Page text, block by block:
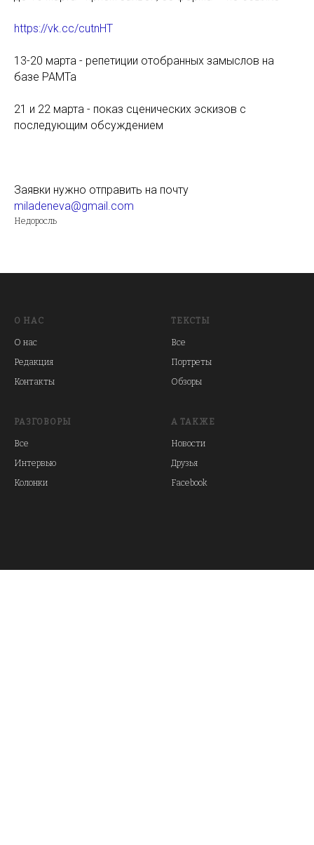
https://vk.cc/cutnHT
13-20 марта - репетиции отобранных замыслов на
базе РАМТа
21 и 22 марта - показ сценических эскизов с
последующим обсуждением
Заявки нужно отправить на почту
miladeneva@gmail.com
Недоросль
О НАС
О нас
Редакция
Контакты
ТЕКСТЫ
Все
Портреты
Обзоры
РАЗГОВОРЫ
Все
Интервью
Колонки
А ТАКЖЕ
Новости
Друзья
Facebook